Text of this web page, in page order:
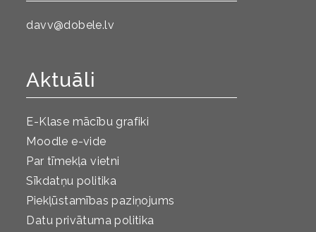
davv@dobele.lv
Aktuāli
E-Klase mācību grafiki
Moodle e-vide
Par tīmekļa vietni
Sīkdatņu politika
Piekļūstamības paziņojums
Datu privātuma politika